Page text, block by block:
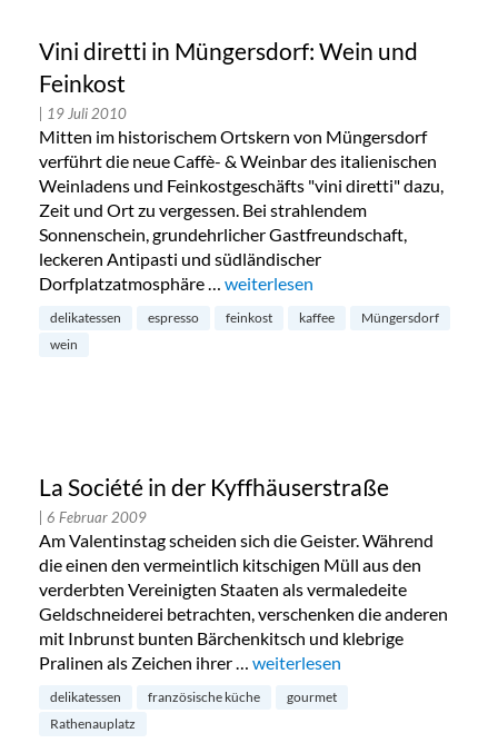
Vini diretti in Müngersdorf: Wein und
Feinkost
| 19 Juli 2010
Mitten im historischem Ortskern von Müngersdorf
verführt die neue Caffè- & Weinbar des italienischen
Weinladens und Feinkostgeschäfts "vini diretti" dazu,
Zeit und Ort zu vergessen. Bei strahlendem
Sonnenschein, grundehrlicher Gastfreundschaft,
leckeren Antipasti und südländischer
Dorfplatzatmosphäre … „Vini diretti in Müngersdorf: Wein
weiterlesen
delikatessen espresso feinkost kaffee
Müngersdorf
wein
La Société in der Kyffhäuserstraße
| 6 Februar 2009
Am Valentinstag scheiden sich die Geister. Während
die einen den vermeintlich kitschigen Müll aus den
verderbten Vereinigten Staaten als vermaledeite
Geldschneiderei betrachten, verschenken die anderen
mit Inbrunst bunten Bärchenkitsch und klebrige
Pralinen als Zeichen ihrer … „La Société in der
weiterlesen
delikatessen französische küche
gourmet
Rathenauplatz